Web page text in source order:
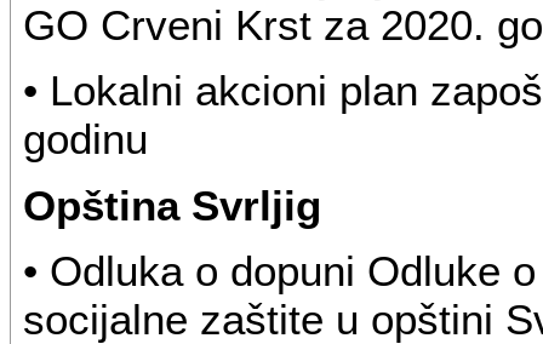
GO Crveni Krst za 2020.
• Lokalni akcioni plan
godinu
Opština Svrljig
• Odluka o dopuni Odluke
socijalne zaštite u opštini